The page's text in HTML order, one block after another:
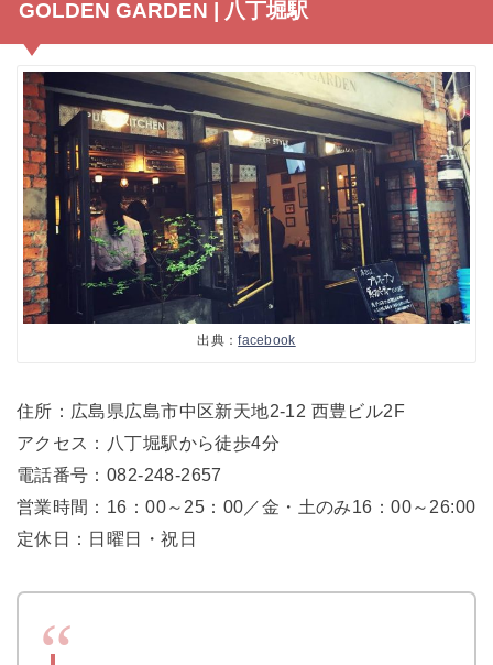
GOLDEN GARDEN | 八丁堀駅
出典：facebook
住所：広島県広島市中区新天地2-12 西豊ビル2F
アクセス：八丁堀駅から徒歩4分
電話番号：082-248-2657
営業時間：16：00～25：00／金・土のみ16：00～26:00
定休日：日曜日・祝日